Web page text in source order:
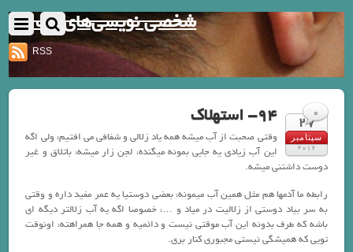
شخصی نویسی‌های یک نفر
RSS
27
سپتامبر
2016
94- استهلاک
وقتی صحبت از آب میشه همه یاد زلالی و شفافی می افتیم، ولی اگه
این آب زیادی یه جایی بمونه میگنده، لجن زار میشه، باتلاق و غیر
دوست داشتنی میشه.
رابطه ما آدمها هم مثل همین آب میمونه، بعضی دوستیا یه عمر مفید داره و وقتی
به سر بیاد دوستی از زلالیت در میاد و …، خصوصا اگه یه آب زلالتر دیگه ای
باشه که طرف بدونه این آب موقتی نیست و دائمیه و همه جا همراهته، اونوقت
تویی که همیشگی نیستی مجبوری کنار بری.
0